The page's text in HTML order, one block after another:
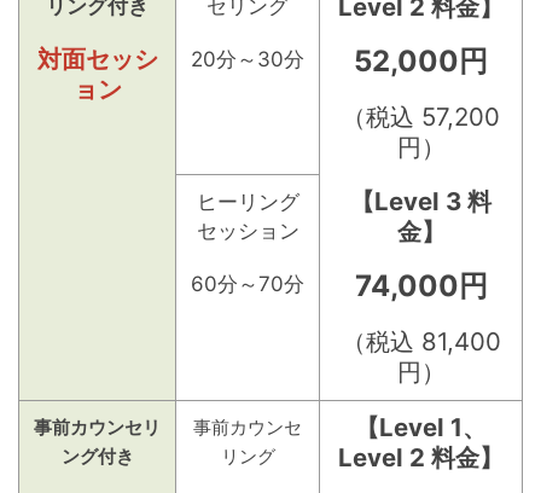
リング付き
対面セッシ
ョン
セリング
20分～30分
Level 2 料金】
52,000円
（税込 57,200
円）
【Level 3 料
金】
74,000円
（税込 81,400
円）
ヒーリング
セッション
60分～70分
事前カウンセリ
ング付き
事前カウンセ
リング
【Level 1、
Level 2 料金】